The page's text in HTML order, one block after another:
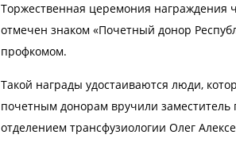
Торжественная церемония награждения
отмечен знаком «Почетный донор
профкомом.
Такой награды удостаиваются люди,
почетным донорам вручили
отделением трансфузиологии Олег